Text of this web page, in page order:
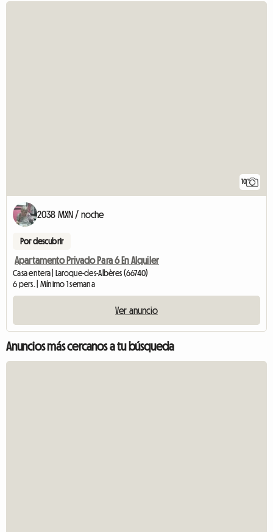
10
2038 MXN / noche
Por descubrir
Apartamento Privado Para 6 En Alquiler
Casa entera | Laroque-des-Albères (66740)
6 pers. | Mínimo 1 semana
Ver anuncio
Anuncios más cercanos a tu búsqueda